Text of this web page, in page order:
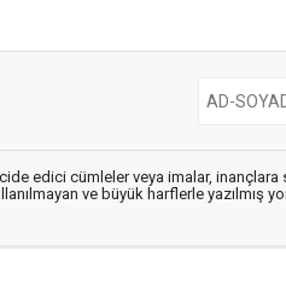
edici cümleler veya imalar, inançlara
ve büyük harflerle yazılmış